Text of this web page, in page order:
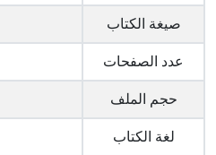
صيغة الكتاب
عدد الصفحات
حجم الملف
لغة الكتاب